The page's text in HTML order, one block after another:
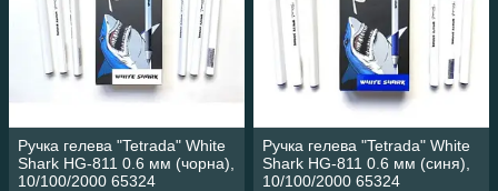
Ручка гелева "Tetrada" White
Shark HG-811 0.6 мм (чорна),
10/100/2000 65324
Ручка гелева "Tetrada" White
Shark HG-811 0.6 мм (синя),
10/100/2000 65324